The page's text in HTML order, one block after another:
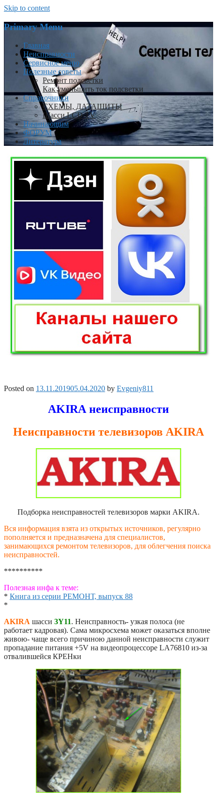
Skip to content
Primary Menu
Главная
Неисправности
Сервисное меню
Полезные советы
Ремонт подсветки
Как уменьшить ток подсветки
Справочники
СХЕМЫ, ДАТАШИТЫ
Шасси LCD TV
Начинающим
ФОРУМ
Литература
Posted on 13.11.201905.04.2020 by Evgeniy811
AKIRA неисправности
Неисправности телевизоров AKIRA
Подборка неисправностей телевизоров марки AKIRA.
Вся информация взята из открытых источников, регулярно
пополняется и предназначена для специалистов,
занимающихся ремонтом телевизоров, для облегчения поиска
неисправностей.
**********
Полезная инфа к теме:
* Книга из серии РЕМОНТ, выпуск 88
*
AKIRA шасси 3Y11. Неисправность- узкая полоса (не
работает кадровая). Сама микросхема может оказаться вполне
живою- чаще всего причиною данной неисправности служит
пропадание питания +5V на видеопроцессоре LA76810 из-за
отвалившейся КРЕНки